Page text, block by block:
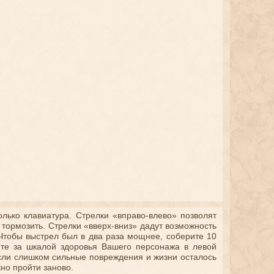
клавиатура. Стрелки «вправо-влево» позволят
Стрелки «вверх-вниз» дадут возможность
выстрел был в два раза мощнее, соберите 10
за шкалой здоровья Вашего персонажа в левой
слишком сильные повреждения и жизни осталось
пройти заново.